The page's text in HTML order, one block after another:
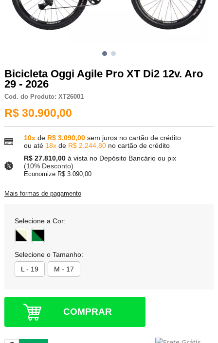
Bicicleta Oggi Agile Pro XT Di2 12v. Aro
29 - 2026
Cod. do Produto: XT26001
R$ 30.900,00
10xde R$ 3.090,00 sem juros no cartão de crédito
ou até 18xde R$ 2.244,80no cartão de crédito
R$ 27.810,00 à vista no Depósito Bancário ou pix
(10% Desconto)
Economize R$ 3.090,00
Mais formas de pagamento
Selecione a Cor:
Selecione o Tamanho:
L - 19
M - 17
COMPRAR